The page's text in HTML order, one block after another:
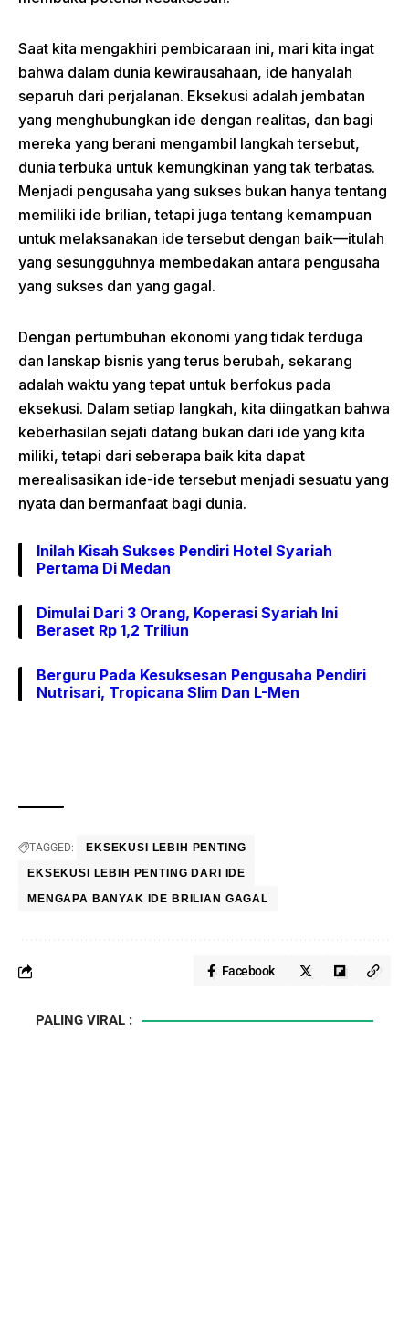
Saat kita mengakhiri pembicaraan ini, mari kita ingat
bahwa dalam dunia kewirausahaan, ide hanyalah
separuh dari perjalanan. Eksekusi adalah jembatan
yang menghubungkan ide dengan realitas, dan bagi
mereka yang berani mengambil langkah tersebut,
dunia terbuka untuk kemungkinan yang tak terbatas.
Menjadi pengusaha yang sukses bukan hanya tentang
memiliki ide brilian, tetapi juga tentang kemampuan
untuk melaksanakan ide tersebut dengan baik—itulah
yang sesungguhnya membedakan antara pengusaha
yang sukses dan yang gagal.
Dengan pertumbuhan ekonomi yang tidak terduga
dan lanskap bisnis yang terus berubah, sekarang
adalah waktu yang tepat untuk berfokus pada
eksekusi. Dalam setiap langkah, kita diingatkan bahwa
keberhasilan sejati datang bukan dari ide yang kita
miliki, tetapi dari seberapa baik kita dapat
merealisasikan ide-ide tersebut menjadi sesuatu yang
nyata dan bermanfaat bagi dunia.
Inilah Kisah Sukses Pendiri Hotel Syariah
Pertama Di Medan
Dimulai Dari 3 Orang, Koperasi Syariah Ini
Beraset Rp 1,2 Triliun
Berguru Pada Kesuksesan Pengusaha Pendiri
Nutrisari, Tropicana Slim Dan L-Men
TAGGED:
EKSEKUSI LEBIH PENTING
EKSEKUSI LEBIH PENTING DARI IDE
MENGAPA BANYAK IDE BRILIAN GAGAL
Facebook
PALING VIRAL :